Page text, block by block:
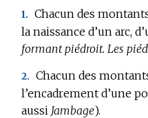
DOMAINE
1. Chacun des
la naissance d’un arc,
formant piédroit. Les
2. Chacun des
l’encadrement d’une
aussi Jambage).